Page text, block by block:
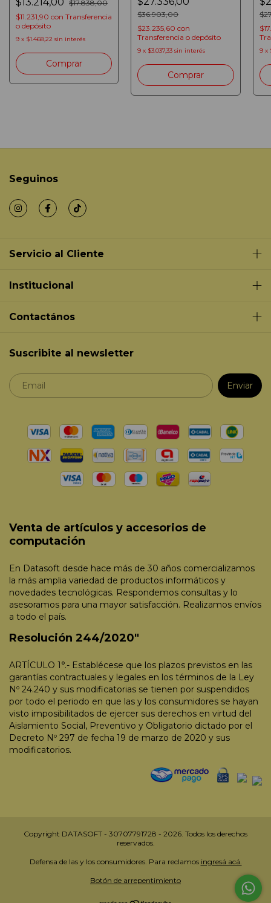
AUTO CON CLIP DE
3.5" A 6.5"
$17.838,00
$11.231,90 con Transferencia
o depósito
9 x $1.468,22 sin interés
INALAMBRICA QI
FAST CHARGE 15W
$36.903,00
$23.235,60con
Transferencia o depósito
9 x $3.037,33 sin interés 9 x
Seguinos
Servicio al Cliente
Institucional
Contactános
Suscribite al newsletter
Venta de artículos y accesorios de
computación
En Datasoft desde hace más de 30 años comercializamos
la más amplia variedad de productos informáticos y
novedades tecnológicas. Respondemos consultas y lo
asesoramos para una mayor satisfacción. Realizamos envíos
a todo el país.
Resolución 244/2020"
ARTÍCULO 1°.- Establécese que los plazos previstos en las
garantías contractuales y legales en los términos de la Ley
Nº 24.240 y sus modificatorias se tienen por suspendidos
por todo el periodo en que las y los consumidores se hayan
visto imposibilitados de ejercer sus derechos en virtud del
Aislamiento Social, Preventivo y Obligatorio dictado por el
Decreto Nº 297 de fecha 19 de marzo de 2020 y sus
modificatorios.
Copyright DATASOFT - 30707791728 - 2026. Todos los derechos
reservados.
Defensa de las y los consumidores. Para reclamos ingresá acá.
Botón de arrepentimiento